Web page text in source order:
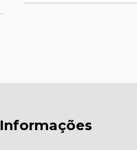
Informações